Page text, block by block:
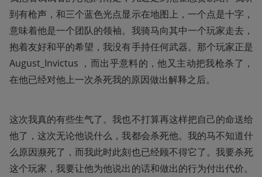
到有枪声，和三个蓝色光点显示在地图上，一个点是十字，
意味着他是一个团队的领袖。我骑马向其中一个玩家走去，
抱着友好和平的希望，我没有手持任何武器。那个玩家正是
August_Invictus ，而出乎意料的，他又主动把我枪杀了，
在他已经对他上一次杀死我的原因做出解释之后。
这次我真的有些生气了。我也不打算再这样把自己的命送给
他了，这次无论他说什么，我都会杀死他。我的马不知道什
么原因濒死了，而我此时此刻也已经顾不得它了。我要杀死
这个玩家，我要让他为他说出的话和做出的行为付出代价。